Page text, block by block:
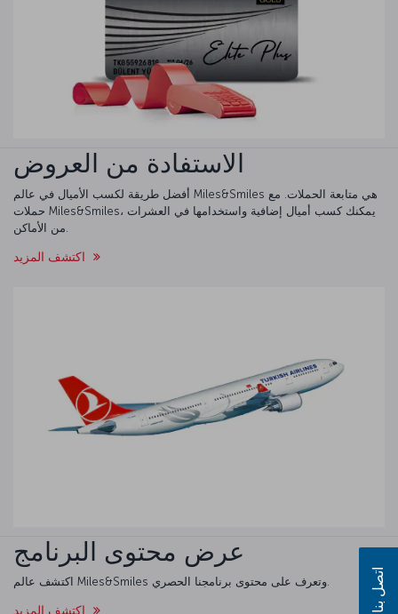
الاستفادة من العروض
أفضل طريقة لكسب الأميال في عالم Miles&Smiles هي متابعة الحملات. مع
حملات Miles&Smiles، يمكنك كسب أميال إضافية واستخدامها في العشرات
عرض محتوى البرنامج
اكتشف عالم Miles&Smiles وتعرف على محتوى برنامجنا الحصري. اتصل بنا